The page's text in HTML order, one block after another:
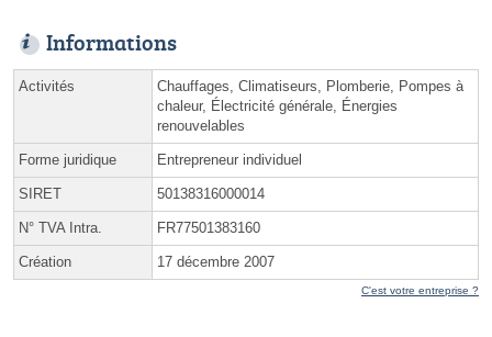
Informations
Activités
Chauffages, Climatiseurs, Plomberie, Pompes à
chaleur, Électricité générale, Énergies
renouvelables
Forme juridique Entrepreneur individuel
SIRET 50138316000014
N° TVA Intra. FR77501383160
Création 17 décembre 2007
C'est votre entreprise ?